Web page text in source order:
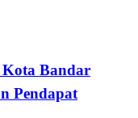
Bandar
Pendapat